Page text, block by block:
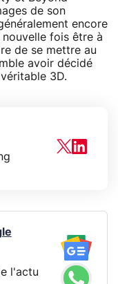
de son
encore
fois être à
de se mettre au
avoir décidé
3D.
l'actu